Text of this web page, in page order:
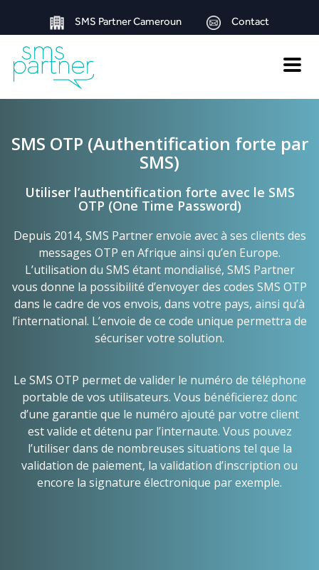
SMS Partner Cameroun Contact
Toggle
SMS OTP (Authentification forte par
SMS)
Utiliser l’authentification forte avec le SMS
OTP (One Time Password)
Depuis 2014, SMS Partner envoie avec à ses clients des
messages OTP en Afrique ainsi qu’en Europe.
L’utilisation du SMS étant mondialisé, SMS Partner
vous donne la possibilité d’envoyer des codes SMS OTP
dans le cadre de vos envois, dans votre pays, ainsi qu’à
l’international. L’envoie de ce code unique permettra de
sécuriser votre solution.
Le SMS OTP permet de valider le numéro de téléphone
portable de vos utilisateurs. Vous bénéficierez donc
d’une garantie que le numéro ajouté par votre client
est valide et détenu par l’internaute. Vous pouvez
l’utiliser dans de nombreuses situations tel que la
validation de paiement, la validation d’inscription ou
encore la signature électronique par exemple.